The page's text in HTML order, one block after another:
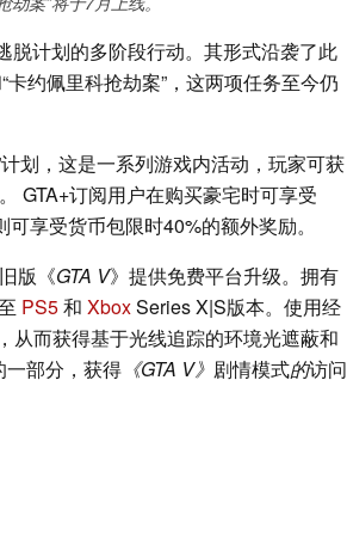
脱计划的多阶段行动。其形式沿袭了此
约佩里科抢劫案”，这两项任务至今仍
划，这是一系列游戏内活动，玩家可获
GTA+订阅用户在购买豪宅时可享受
享受货币包限时40%的额外奖励。
版《GTA V》提供免费平台升级。拥有
PS5和 XboxSeries X|S版本。使用经
，从而获得基于光线追踪的环境光遮蔽和
一部分，获得 《GTA V》 剧情模式的访问